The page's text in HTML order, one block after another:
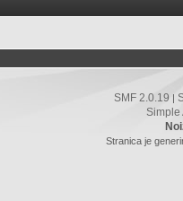
SMF 2.0.19 |
Simple
Stranica je